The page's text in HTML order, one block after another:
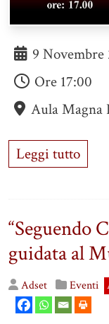
9 Novembre
Ore 17:00
Aula
Leggi tutto
“Seguendo
guidata al
Adset Eventi